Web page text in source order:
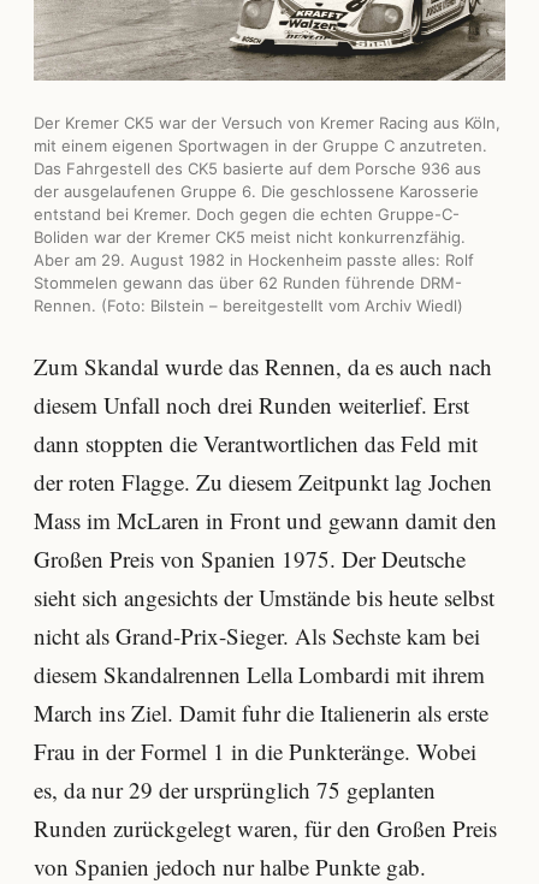
Der Kremer CK5 war der Versuch von Kremer Racing aus Köln,
mit einem eigenen Sportwagen in der Gruppe C anzutreten.
Das Fahrgestell des CK5 basierte auf dem Porsche 936 aus
der ausgelaufenen Gruppe 6. Die geschlossene Karosserie
entstand bei Kremer. Doch gegen die echten Gruppe-C-
Boliden war der Kremer CK5 meist nicht konkurrenzfähig.
Aber am 29. August 1982 in Hockenheim passte alles: Rolf
Stommelen gewann das über 62 Runden führende DRM-
Rennen. (Foto: Bilstein – bereitgestellt vom Archiv Wiedl)
Zum Skandal wurde das Rennen, da es auch nach
diesem Unfall noch drei Runden weiterlief. Erst
dann stoppten die Verantwortlichen das Feld mit
der roten Flagge. Zu diesem Zeitpunkt lag Jochen
Mass im McLaren in Front und gewann damit den
Großen Preis von Spanien 1975. Der Deutsche
sieht sich angesichts der Umstände bis heute selbst
nicht als Grand-Prix-Sieger. Als Sechste kam bei
diesem Skandalrennen Lella Lombardi mit ihrem
March ins Ziel. Damit fuhr die Italienerin als erste
Frau in der Formel 1 in die Punkteränge. Wobei
es, da nur 29 der ursprünglich 75 geplanten
Runden zurückgelegt waren, für den Großen Preis
von Spanien jedoch nur halbe Punkte gab.